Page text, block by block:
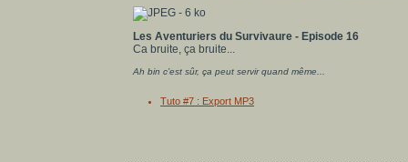
Les Aventuriers du Survivaure - Episode 16
Ca bruite, ça bruite...
Ah bin c’est sûr, ça peut servir quand même...
Tuto #7 : Export MP3